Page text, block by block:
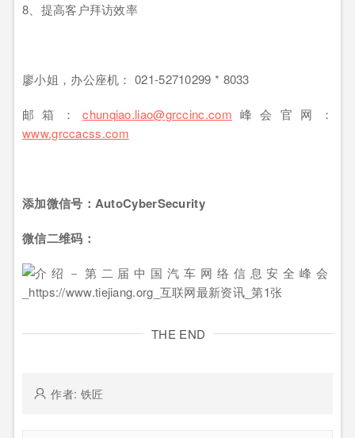
8、提高客户拜访效率
廖小姐，办公座机： 021-52710299 * 8033
邮箱：chunqiao.liao@grccinc.com 峰会官网：
www.grccacss.com
添加微信号：AutoCyberSecurity
微信二维码：
THE END
作者: 铁匠